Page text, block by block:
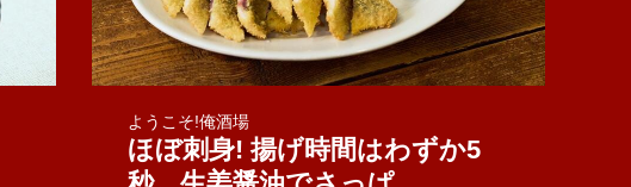
ようこそ!俺酒場
ほぼ刺身! 揚げ時間はわずか5